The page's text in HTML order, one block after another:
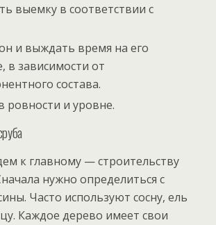
выемку в соответствии с
и выждать время на его
в зависимости от
состава.
ровности и уровне.
к главному — строительству
нужно определиться с
Часто используют сосну, ель
Каждое дерево имеет свои